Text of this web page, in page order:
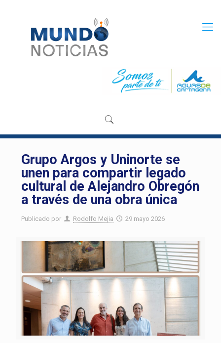
Grupo Argos y Uninorte se
unen para compartir legado
cultural de Alejandro Obregón
a través de una obra única
Publicado por Rodolfo Mejia 29 mayo 2026